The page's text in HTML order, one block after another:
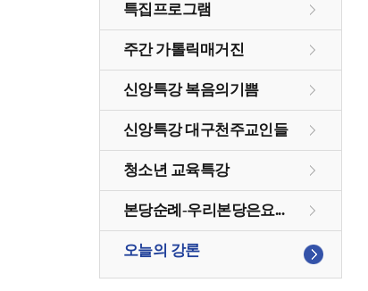
특집프로그램
주간 가톨릭매거진
신앙특강 복음의기쁨
신앙특강 대구천주교인들
청소년 교육특강
본당순례-우리본당은요...
오늘의 강론